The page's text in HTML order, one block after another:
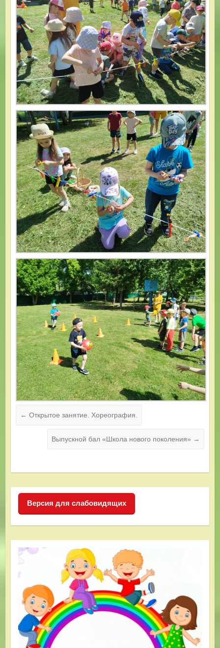
← Открытое занятие. Хореография.
Выпускной бал «Школа нового поколения» →
Версия для слабовидящих